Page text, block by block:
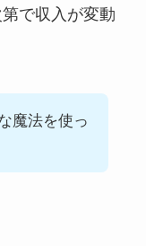
で収入が変動
魔法を使っ